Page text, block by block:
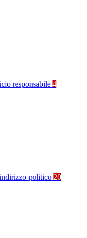
responsabile 4
politico 20